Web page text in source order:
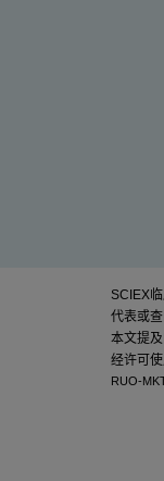
SCIEX
代表或查
本文提
经许可
RUO-